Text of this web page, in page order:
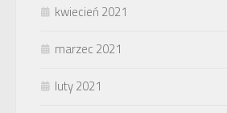
kwiecień 2021
marzec 2021
luty 2021